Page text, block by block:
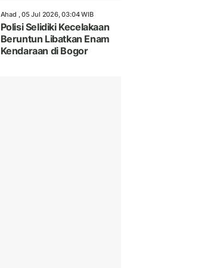
Ahad , 05 Jul 2026, 03:04 WIB
Polisi Selidiki Kecelakaan
Beruntun Libatkan Enam
Kendaraan di Bogor